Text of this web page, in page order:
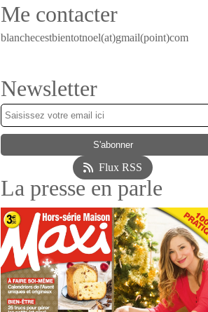
Me contacter
blanchecestbientotnoel(at)gmail(point)com
Newsletter
Flux RSS
La presse en parle